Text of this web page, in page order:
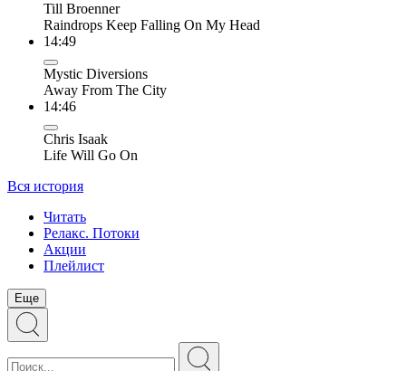
Till Broenner
Raindrops Keep Falling On My Head
14:49
Mystic Diversions
Away From The City
14:46
Chris Isaak
Life Will Go On
Вся история
Читать
Релакс. Потоки
Акции
Плейлист
Еще